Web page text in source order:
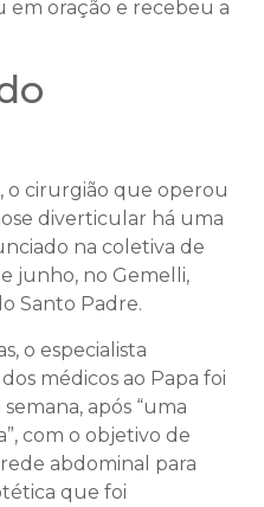
em oração e recebeu a
o cirurgião que operou
diverticular há uma
na coletiva de
junho, no Gemelli,
Santo Padre.
o especialista
médicos ao Papa foi
após “uma
com o objetivo de
abdominal para
que foi